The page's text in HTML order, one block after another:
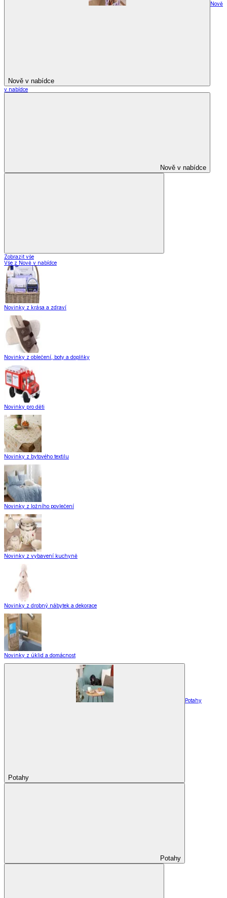
Nově v nabídce
Nově
v nabídce
Nově v nabídce
Zobrazit vše
Vše z Nově v nabídce
Novinky z krása a zdraví
Novinky z oblečení, boty a doplňky
Novinky pro děti
Novinky z bytového textilu
Novinky z ložního povlečení
Novinky z vybavení kuchyně
Novinky z drobný nábytek a dekorace
Novinky z úklid a domácnost
Potahy
Potahy
Potahy